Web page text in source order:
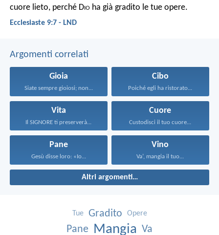
cuore lieto, perché Dio ha già gradito le tue opere.
Ecclesiaste 9:7 - LND
Argomenti correlati
Gioia
Siate sempre gioiosi; non...
Cibo
Poiché egli ha ristorato...
Vita
Il SIGNORE ti preserverà...
Cuore
Custodisci il tuo cuore...
Pane
Gesù disse loro: «Io...
Vino
Va’, mangia il tuo...
Altri argomenti…
Tue Gradito Opere
Pane Mangia Va